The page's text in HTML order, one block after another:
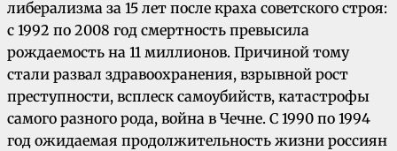
либерализма за 15 лет после краха советского строя:
с 1992 по 2008 год смертность превысила
рождаемость на 11 миллионов. Причиной тому
стали развал здравоохранения, взрывной рост
преступности, всплеск самоубийств, катастрофы
самого разного рода, война в Чечне. С 1990 по 1994
год ожидаемая продолжительность жизни россиян